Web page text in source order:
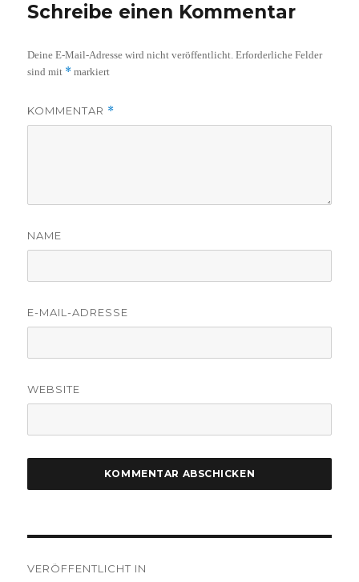
Schreibe einen Kommentar
Deine E-Mail-Adresse wird nicht veröffentlicht. Erforderliche Felder
sind mit * markiert
KOMMENTAR *
NAME
E-MAIL-ADRESSE
WEBSITE
VERÖFFENTLICHT IN